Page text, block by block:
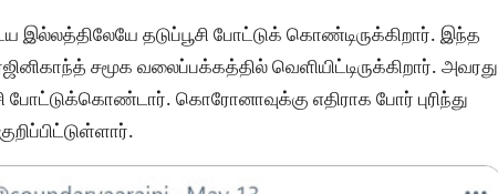
இல்லத்திலேயே தடுப்பூசி போட்டுக் கொண்டிருக்கிறார். இந்த
சமூக வலைப்பக்கத்தில் வெளியிட்டிருக்கிறார். அவரது
கொரோனாவுக்கு எதிராக போர் புரிந்து